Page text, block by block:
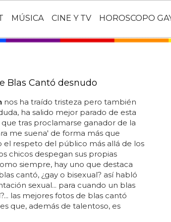
MÚSICA CINE Y TV HOROSCOPO
Blas Cantó desnudo
nos ha traído tristeza pero también
ha salido mejor parado de esta
tras proclamarse ganador de la
me suena' de forma más que
el respeto del público más allá de los
chicos despegan sus propias
siempre, hay uno que destaca
cantó, ¿gay o bisexual? así habló
sexual... para cuando un blas
las mejores fotos de blas cantó
que, además de talentoso, es